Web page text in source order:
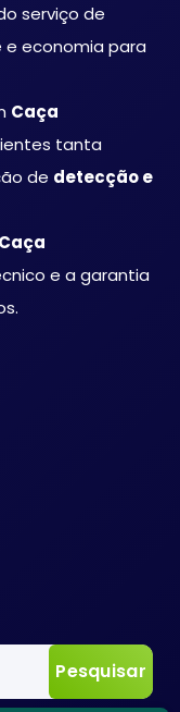
serviço de
economia para
Caça
tanta
de detecção e
Caça
e a garantia